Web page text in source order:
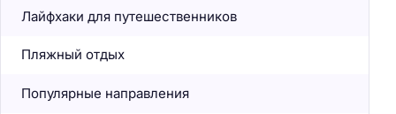
Лайфхаки для путешественников
Пляжный отдых
Популярные направления